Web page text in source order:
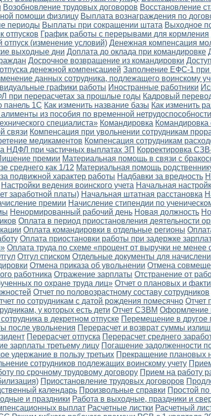
Возобновление трудовых договоров Восстановление
помощи физлицу Выплата вознаграждения по
периоды Выплаты при сокращении штата Выходное
отпусков График работы с перерывами для кормления
отпуск (изменение условий) Денежная компенсация
выходные дни Доплата до оклада при командировке
Досрочное возвращение из командировки
денежной компенсацией Заполнение ЕФС-1 при
данных сотрудника, подлежащего воинскому
графики работы Иностранные работники
при перерасчетах за прошлые годы Кадровый
панель 1С Как изменить название базы Как изменить
алименты из пособия по временной нетрудоспособности
специалиста» Командировка Командировка
связи Компенсация при увольнении сотрудникам
медикаментов Компенсация сотрудникам
НДФЛ при частичных выплатах ЗП Корректировка
премии Материальная помощь в связи с
среднего как 1/12 Материальная помощь
подвижной характер работы Надбавки за вредность
Настройки ведения воинского учета Начальная
заработной платы) Начальная штатная расстановка
премии Начисление стипендии по
Ненормированный рабочий день Новая должность
Оплата в период приостановления деятельности
Оплата командировки в отдельные регионы
Оплата приостановки работы при задержке
Оплата труда по схеме «процент от выручки не менее
Отгул списком Отдельные документы для
Отмена приказа об увольнении Отмена
работника Отражение зарплаты Отстранение от
по охране труда лиц» Отчет о плановых и
Отчет по половозрастному составу сотрудников
по сотрудникам с датой рождения помесячно Отчет
у которых есть дети Отчет СЗВМ Оформление
в декретном отпуске Перемещение в другое
после увольнения Перерасчет и возврат суммы
Перерасчет отпуска Перерасчет среднего
зарплаты третьему лицу Погашение задолженности
удержание в пользу третьих Прекращение плановых
сотрудников подлежащих воинскому учету
по срочному трудовому договору Прием на работу
Приостановление трудовых договоров
календарь Произвольные справки Простой
и праздники Работа в выходные, праздники и
выплат Расчетные листки Расчетный